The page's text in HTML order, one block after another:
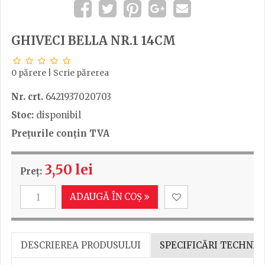
GHIVECI BELLA NR.1 14CM
0 părere Scrie părerea
Nr. crt. 6421937020703
Stoc: disponibil
Prețurile conțin TVA
Preț: 3,50 lei
ADAUGĂ ÎN COȘ
DESCRIEREA PRODUSULUI SPECIFICĂRI